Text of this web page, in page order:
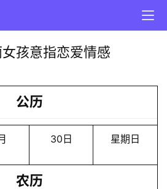
孩意指恋爱情感
公历
30日 星期日
农历